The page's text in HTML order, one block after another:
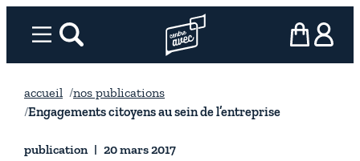
Menurechercher Page d’accueil l’association
mon panier
ma
accueil
nos publications
Engagements citoyens au sein de l’entreprise
publication 20 mars 2017